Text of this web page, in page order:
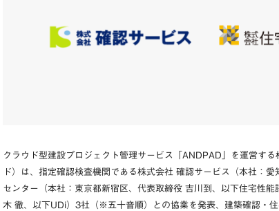
クラウド型建設プロジェクト管理サービス「ANDPAD」を運営す
ド）は、指定確認検査機関である株式会社 確認サービス（本社：
センター（本社：東京都新宿区、代表取締役 吉川到、以下住宅性
木 徹、以下UDi）3社（※五十音順）との協業を発表、建築確認・